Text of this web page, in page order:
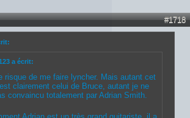
#1718
a écrit:
risque de me faire lyncher. Mais autant cet
clairement celui de Bruce, autant je ne
convaincu totalement par Adrian Smith.